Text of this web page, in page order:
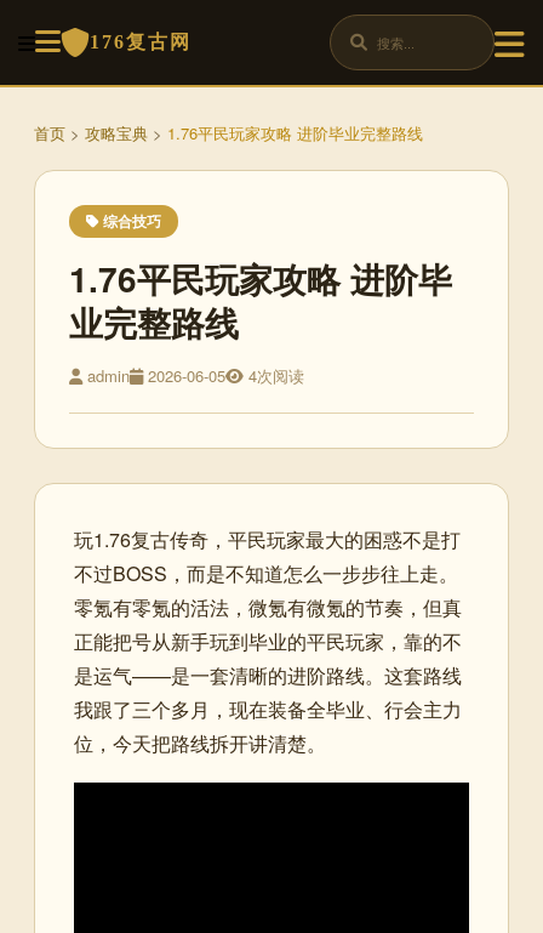
176复古网
首页 > 攻略宝典 > 1.76平民玩家攻略 进阶毕业完整路线
综合技巧
1.76平民玩家攻略 进阶毕
业完整路线
admin 2026-06-05 4次阅读
玩1.76复古传奇，平民玩家最大的困惑不是打
不过BOSS，而是不知道怎么一步步往上走。
零氪有零氪的活法，微氪有微氪的节奏，但真
正能把号从新手玩到毕业的平民玩家，靠的不
是运气——是一套清晰的进阶路线。这套路线
我跟了三个多月，现在装备全毕业、行会主力
位，今天把路线拆开讲清楚。